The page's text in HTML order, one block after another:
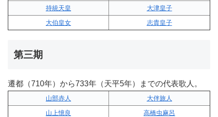
持統天皇
大津皇子
大伯皇女
志貴皇子
第三期
遷都（710年）から733年（天平5年）までの代表歌人。
山部赤人
大伴旅人
山上憶良
高橋虫麻呂